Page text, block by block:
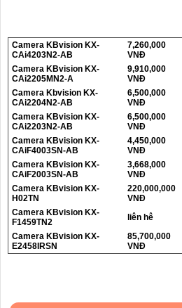
Camera KBvision KX-
CAi4203N2-AB
7,260,000
VNĐ
Camera KBvision KX-
CAi2205MN2-A
9,910,000
VNĐ
Camera Kbvision KX-
CAi2204N2-AB
6,500,000
VNĐ
Camera KBvision KX-
CAi2203N2-AB
6,500,000
VNĐ
Camera KBvision KX-
CAiF4003SN-AB
4,450,000
VNĐ
Camera KBvision KX-
CAiF2003SN-AB
3,668,000
VNĐ
Camera KBvision KX-
H02TN
220,000,000
VNĐ
Camera KBvision KX-
F1459TN2
liên hê
Camera KBvision KX-
E2458IRSN
85,700,000
VNĐ